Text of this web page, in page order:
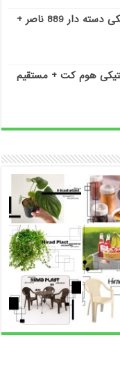
پخش عمده صندلی پلاستیکی دسته دار 889 ناصر +
هوم کت + مستقیم